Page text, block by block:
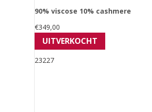
90% viscose 10% cashmere
€349,00
UITVERKOCHT
23227